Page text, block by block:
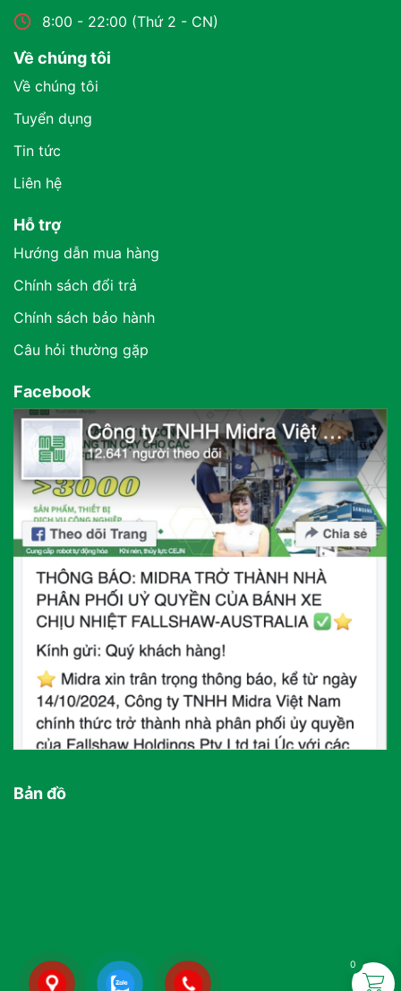
8:00 - 22:00 (Thứ 2 - CN)
Về chúng tôi
Về chúng tôi
Tuyển dụng
Tin tức
Liên hệ
Hỗ trợ
Hướng dẫn mua hàng
Chính sách đổi trả
Chính sách bảo hành
Câu hỏi thường gặp
Facebook
Bản đồ
0